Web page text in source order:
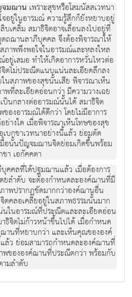
มฌาน เพราะสุขหรือโสมนัสสเวทนา
อยู่ในอารมณ์ ความรู้สึกก็ยังหยาบอยู่
บเคลิ้ม สมาธิจิตอาจเลื่อนลงไปอยู่ที่
ถฌานลาภีบุคคล จึงต้องพิจารณาให้
ภาพพึงพอใจในอารมณ์และหลงใหล
ยู่เสมอ ทำให้เกิดอาการหวั่นไหวต่อ
ตไม่ประณีตแนบแน่นละเอียดลึกลง
นสภาพของสุขนั้นเสีย พิจารณาเห็น
พที่ละเอียดอ่อนกว่า มีความวางเฉย
ป็นกลางต่ออารมณ์นั้นได้ สมาธิจิต
องอารมณ์ได้ดีกว่า โดยไม่มีอาการ
างใด เมื่อพิจารณาเห็นโทษของสุข
บกขาเวทนาอย่างนี้แล้ว ย่อมตัด
มื่อนั้นปัญจมฌานจิตย่อมเกิดขึ้นพร้อม
า เอกัคคตา
คคลที่ได้ปฐมฌานแล้ว เมื่อต้องการ
ยลำดับ จะต้องกำหนดละองค์ฌานที่มี
พปรากฏชัดมากกว่าองค์ฌานอื่น
คลอเคลียอยู่ในสภาพธรรมนั้นมาก
นในอารมณ์ที่ประณีตและละเอียดอ่อน
ธิจิตไม่ก้าวหน้าขึ้นไปได้ เมื่อกำหนด
านที่หยาบกว่า และเห็นคุณขององค์
ว ย่อมสามารถกำหนดละองค์ฌานที่
พขององค์ฌานที่ประณีตกว่า พร้อมกับ
มลำดับ